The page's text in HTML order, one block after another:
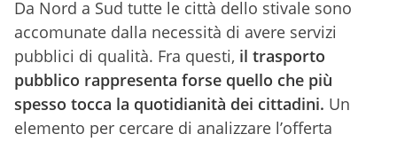
Da Nord a Sud tutte le città dello stivale sono
accomunate dalla necessità di avere servizi
pubblici di qualità. Fra questi, il trasporto
pubblico rappresenta forse quello che più
spesso tocca la quotidianità dei cittadini. Un
elemento per cercare di analizzare l’offerta